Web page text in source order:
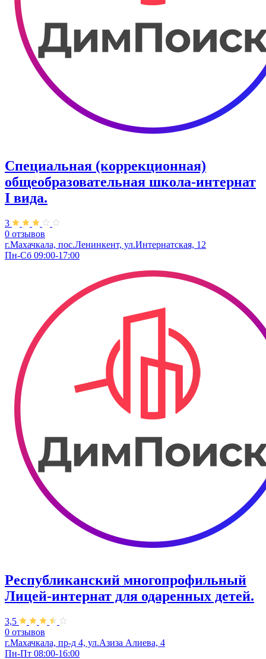
Специальная (коррекционная)
общеобразовательная школа-интернат
I вида.
3
0 отзывов
г.Махачкала, пос.Ленинкент, ул.Интернатская, 12
Пн-Сб 09:00-17:00
Республиканский многопрофильный
Лицей-интернат для одаренных детей.
3,5
0 отзывов
г.Махачкала, пр-д 4, ул.Азиза Алиева, 4
Пн-Пт 08:00-16:00